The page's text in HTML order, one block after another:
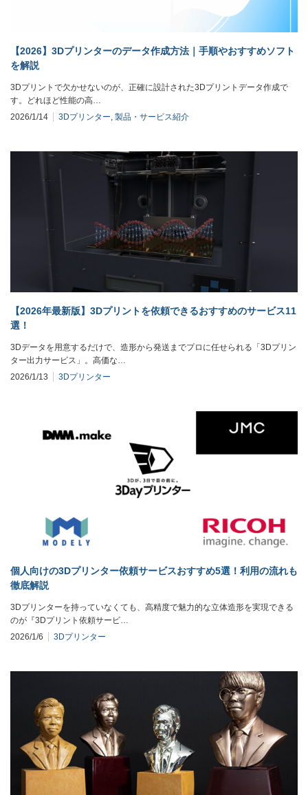
【2026】3Dプリンターのデータ作成方法｜手順やおすすめソフト
を解説
3Dプリントで欠かせないのが、正確に設計された3Dプリントデータ作成で
す。どれほど性能の高…
2026/1/14
3Dプリンター 製品・サービス紹介
【2026年最新版】3Dプリントを依頼できるおすすめのサービス11
選！
3Dデータを用意するだけで、造形から発送までプロに任せられる「3Dプリン
ター出力サービス」。高価な…
2026/1/13
3Dプリンター
個人向けの3Dプリンター依頼サービスおすすめ5選！利用の流れも
徹底解説
3Dプリンターを持っていなくても、高精度で魅力的な立体造形を実現できる
のが『3Dプリント依頼サービ…
2026/1/6
3Dプリンター